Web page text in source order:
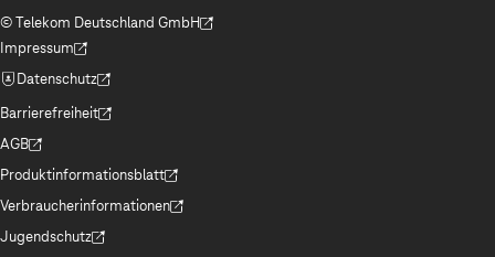
© Telekom Deutschland GmbH
(Der Link wird in einem neuen Tab geöffnet)
Impressum
(Der Link wird in einem neuen Tab geöffnet)
Datenschutz
(Der Link wird in einem neuen Tab geöffnet)
Barrierefreiheit
(Der Link wird in einem neuen Tab geöffnet)
AGB
(Der Link wird in einem neuen Tab geöffnet)
Produktinformationsblatt
(Der Link wird in einem neuen Tab geöffnet)
Verbraucherinformationen
(Der Link wird in einem neuen Tab geöffnet)
Jugendschutz
(Der Link wird in einem neuen Tab geöffnet)